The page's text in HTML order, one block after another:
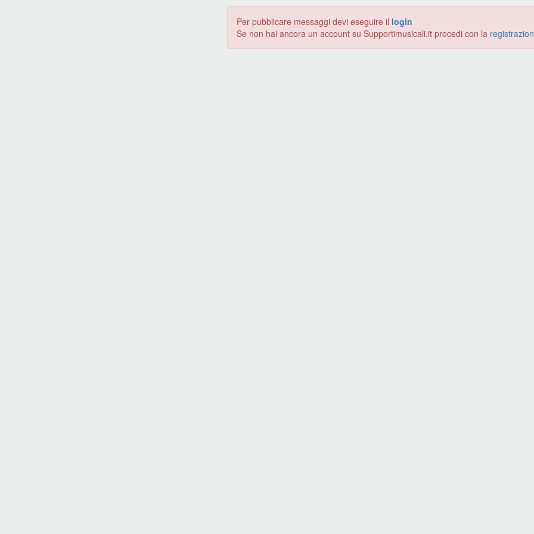
Per pubblicare messaggi devi eseguire il login
Se non hai ancora un account su Supportimusicali.it procedi con la